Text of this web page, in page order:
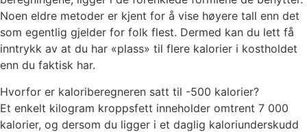
Noen eldre metoder er kjent for å vise høyere tall enn det
som egentlig gjelder for folk flest. Dermed kan du lett få
inntrykk av at du har «plass» til flere kalorier i kostholdet
enn du faktisk har.
Hvorfor er kaloriberegneren satt til -500 kalorier?
Et enkelt kilogram kroppsfett inneholder omtrent 7 000
kalorier, og dersom du ligger i et daglig kaloriunderskudd